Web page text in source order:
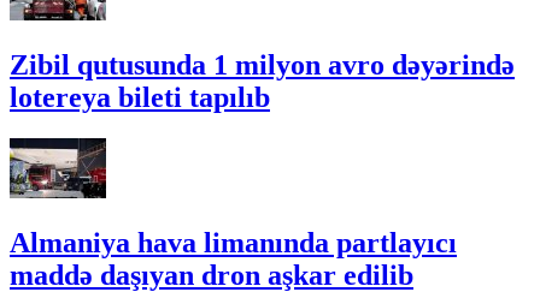
Zibil qutusunda 1 milyon avro dəyərində
lotereya bileti tapılıb
Almaniya hava limanında partlayıcı
maddə daşıyan dron aşkar edilib